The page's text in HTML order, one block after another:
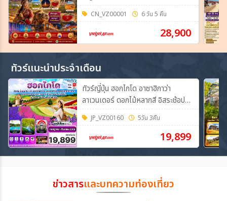
CN_VZ00001 6 วัน 5 คืน
28,900
ทัวร์แนะนำประจำเดือน
ทัวร์ญี่ปุ่น ฮอกไกโด อาซาฮิกาว่า
ลาเวนเดอร์ ดอกไม้หลากสี อิสระช้อปปิ้ง
5วัน 3คืน (VZ)
JP_VZ00160 5วัน 3คืน
19,899
ข่าวสารและบทความท่องเที่ยว